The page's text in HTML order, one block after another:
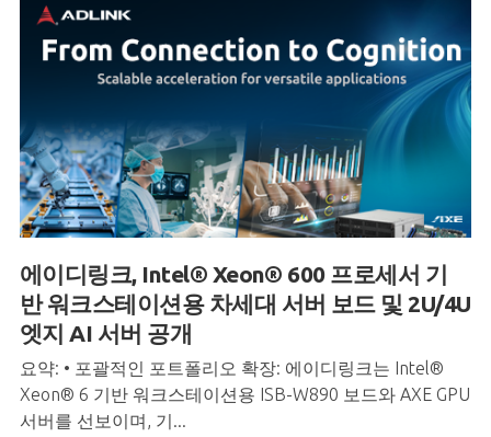
에이디링크, Intel® Xeon® 600 프로세서 기
반워크스테이션용 차세대 서버 보드 및 2U/4U
엣지 AI 서버 공개
요약: • 포괄적인 포트폴리오 확장: 에이디링크는 Intel®
Xeon® 6 기반 워크스테이션용 ISB-W890 보드와 AXE GPU
서버를 선보이며, 기...